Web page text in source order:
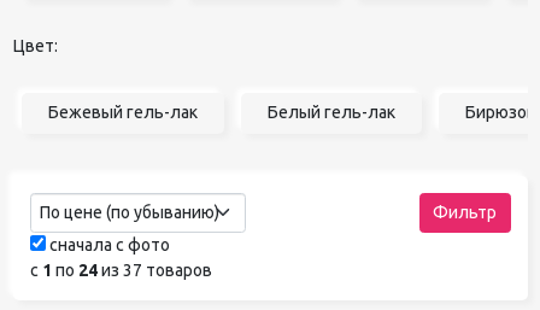
Цвет:
Бежевый гель-лак Белый гель-лак
По цене (по убыванию)
Фильтр
сначала с фото
с 1 по 24из 37 товаров